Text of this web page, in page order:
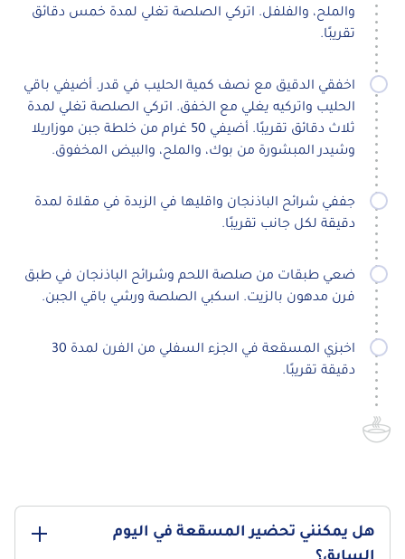
والملح، والفلفل. اتركي الصلصة تغلي لمدة خمس دقائق
تقريبًا.
اخفقي الدقيق مع نصف كمية الحليب في قدر. أضيفي باقي
الحليب واتركيه يغلي مع الخفق. اتركي الصلصة تغلي لمدة
ثلاث دقائق تقريبًا. أضيفي 50 غرام من خلطة جبن موزاريلا
وشيدر المبشورة من بوك، والملح، والبيض المخفوق.
جففي شرائح الباذنجان واقليها في الزبدة في مقلاة لمدة
دقيقة لكل جانب تقريبًا.
ضعي طبقات من صلصة اللحم وشرائح الباذنجان في طبق
فرن مدهون بالزيت. اسكبي الصلصة ورشي باقي الجبن.
اخبزي المسقعة في الجزء السفلي من الفرن لمدة 30
دقيقة تقريبًا.
هل يمكنني تحضير المسقعة في اليوم